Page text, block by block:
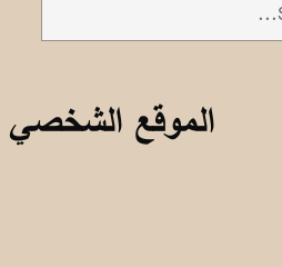
الموقع الشخصي